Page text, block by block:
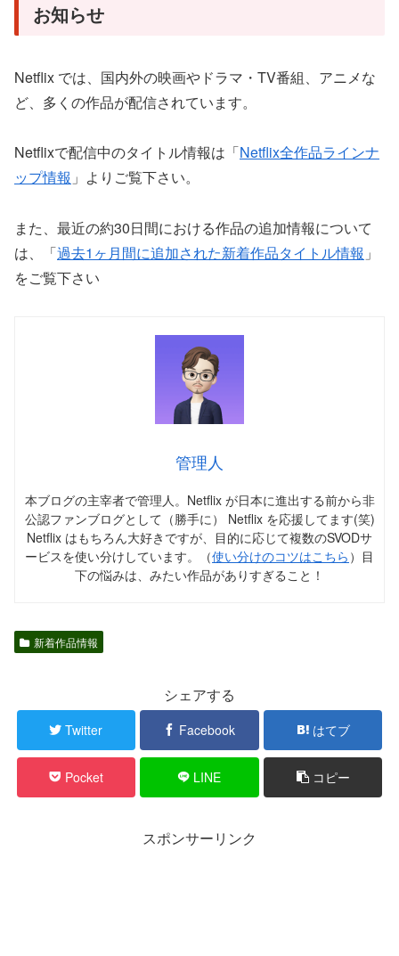
お知らせ
Netflix では、国内外の映画やドラマ・TV番組、アニメな
ど、多くの作品が配信されています。
Netflixで配信中のタイトル情報は「Netflix全作品ラインナ
ップ情報 」よりご覧下さい。
また、最近の約30日間における作品の追加情報について
は、「過去1ヶ月間に追加された新着作品タイトル情報 」
をご覧下さい
管理人
本ブログの主宰者で管理人。Netflix が日本に進出する前から非
公認ファンブログとして（勝手に） Netflix を応援してます(笑)
Netflix はもちろん大好きですが、目的に応じて複数のSVODサ
ービスを使い分けしています。（使い分けのコツはこちら ）目
下の悩みは、みたい作品がありすぎること！
新着作品情報
シェアする
Twitter Facebook はてブ
Pocket LINE コピー
スポンサーリンク